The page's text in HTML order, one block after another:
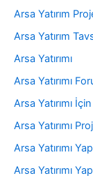
Arsa Yatırım
Arsa Yatırım
Arsa Yatırımı
Arsa Yatırımı
Arsa Yatırımı
Arsa Yatırımı
Arsa Yatırımı
Arsa Yatırımı